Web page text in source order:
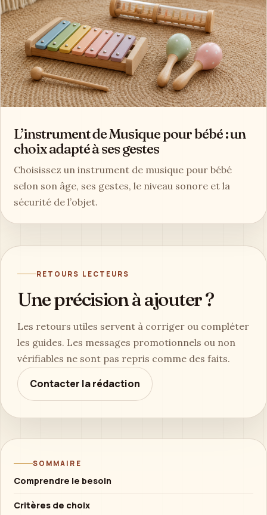
L’instrument de Musique pour bébé : un
choix adapté à ses gestes
Choisissez un instrument de musique pour bébé
selon son âge, ses gestes, le niveau sonore et la
sécurité de l’objet.
RETOURS LECTEURS
Une précision à ajouter ?
Les retours utiles servent à corriger ou compléter
les guides. Les messages promotionnels ou non
vérifiables ne sont pas repris comme des faits.
Contacter la rédaction
SOMMAIRE
Comprendre le besoin
Critères de choix